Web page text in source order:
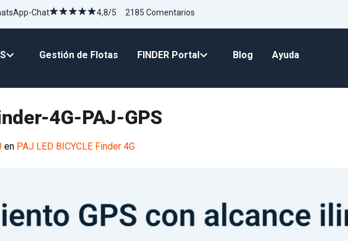
Chat 4,8/5 2185 Comentarios
Gestión de Flotas FINDER Portal Blog Ayuda
4G-PAJ-GPS
en PAJ LED BICYCLE Finder 4G